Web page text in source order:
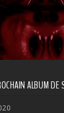
ALBUM DE